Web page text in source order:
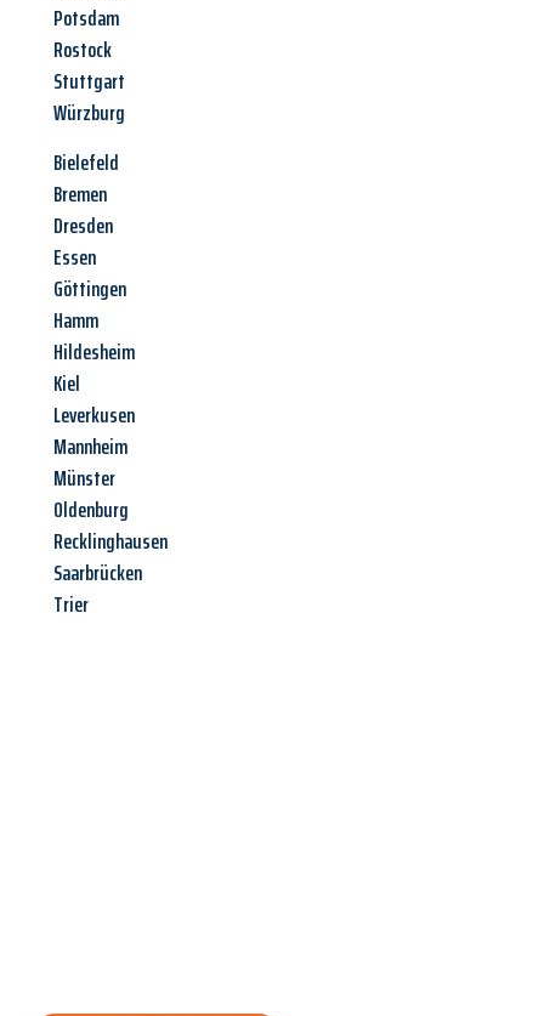
Potsdam
Rostock
Stuttgart
Würzburg
Bielefeld
Bremen
Dresden
Essen
Göttingen
Hamm
Hildesheim
Kiel
Leverkusen
Mannheim
Münster
Oldenburg
Recklinghausen
Saarbrücken
Trier